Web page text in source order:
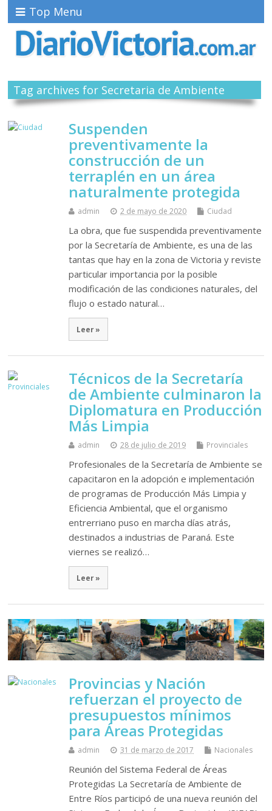
Top Menu
Tag archives for Secretaria de Ambiente
Suspenden
preventivamente la
construcción de un
terraplén en un área
naturalmente protegida
admin 2 de mayo de 2020 Ciudad
La obra, que fue suspendida preventivamente
por la Secretaría de Ambiente, es una de las
tantas que hay en la zona de Victoria y reviste
particular importancia por la posible
modificación de las condiciones naturales, del
flujo o estado natural…
Leer »
Técnicos de la Secretaría
de Ambiente culminaron la
Diplomatura en Producción
Más Limpia
admin 28 de julio de 2019 Provinciales
Profesionales de la Secretaría de Ambiente se
capacitaron en la adopción e implementación
de programas de Producción Más Limpia y
Eficiencia Ambiental, que el organismo
entrerriano puso en marcha días atrás,
destinados a industrias de Paraná. Este
viernes se realizó…
Leer »
Provincias y Nación
refuerzan el proyecto de
presupuestos mínimos
para Áreas Protegidas
admin 31 de marzo de 2017 Nacionales
Reunión del Sistema Federal de Áreas
Protegidas La Secretaría de Ambiente de
Entre Ríos participó de una nueva reunión del